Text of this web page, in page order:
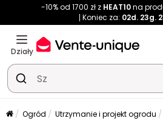
-10% od 1700 zł z HEAT10na
Koniec za: 02d. 23g.
Działy
Ogród Utrzymanie i projekt ogrodu